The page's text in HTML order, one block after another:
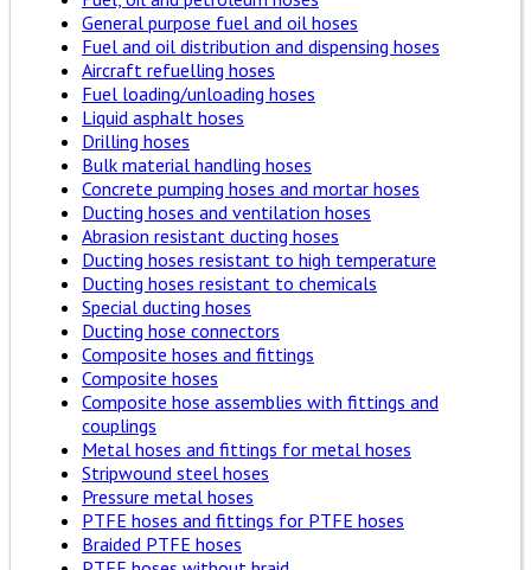
General purpose fuel and oil hoses
Fuel and oil distribution and dispensing hoses
Aircraft refuelling hoses
Fuel loading/unloading hoses
Liquid asphalt hoses
Drilling hoses
Bulk material handling hoses
Concrete pumping hoses and mortar hoses
Ducting hoses and ventilation hoses
Abrasion resistant ducting hoses
Ducting hoses resistant to high temperature
Ducting hoses resistant to chemicals
Special ducting hoses
Ducting hose connectors
Composite hoses and fittings
Composite hoses
Composite hose assemblies with fittings and
couplings
Metal hoses and fittings for metal hoses
Stripwound steel hoses
Pressure metal hoses
PTFE hoses and fittings for PTFE hoses
Braided PTFE hoses